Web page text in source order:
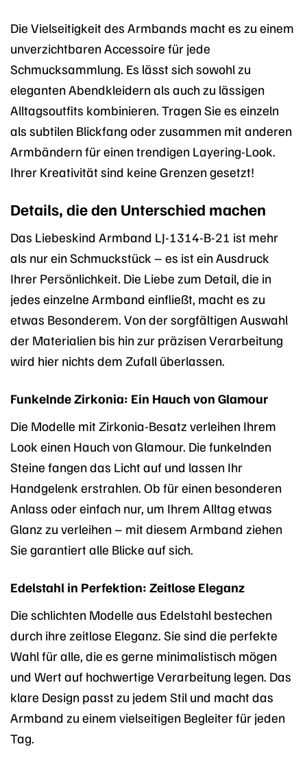
Die Vielseitigkeit des Armbands macht es zu einem
unverzichtbaren Accessoire für jede
Schmucksammlung. Es lässt sich sowohl zu
eleganten Abendkleidern als auch zu lässigen
Alltagsoutfits kombinieren. Tragen Sie es einzeln
als subtilen Blickfang oder zusammen mit anderen
Armbändern für einen trendigen Layering-Look.
Ihrer Kreativität sind keine Grenzen gesetzt!
Details, die den Unterschied machen
Das Liebeskind Armband LJ-1314-B-21 ist mehr
als nur ein Schmuckstück – es ist ein Ausdruck
Ihrer Persönlichkeit. Die Liebe zum Detail, die in
jedes einzelne Armband einfließt, macht es zu
etwas Besonderem. Von der sorgfältigen Auswahl
der Materialien bis hin zur präzisen Verarbeitung
wird hier nichts dem Zufall überlassen.
Funkelnde Zirkonia: Ein Hauch von Glamour
Die Modelle mit Zirkonia-Besatz verleihen Ihrem
Look einen Hauch von Glamour. Die funkelnden
Steine fangen das Licht auf und lassen Ihr
Handgelenk erstrahlen. Ob für einen besonderen
Anlass oder einfach nur, um Ihrem Alltag etwas
Glanz zu verleihen – mit diesem Armband ziehen
Sie garantiert alle Blicke auf sich.
Edelstahl in Perfektion: Zeitlose Eleganz
Die schlichten Modelle aus Edelstahl bestechen
durch ihre zeitlose Eleganz. Sie sind die perfekte
Wahl für alle, die es gerne minimalistisch mögen
und Wert auf hochwertige Verarbeitung legen. Das
klare Design passt zu jedem Stil und macht das
Armband zu einem vielseitigen Begleiter für jeden
Tag.